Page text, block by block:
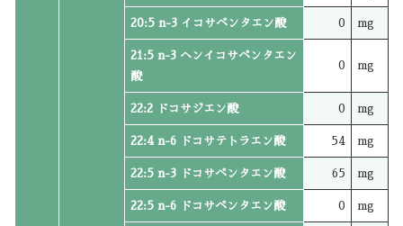
20:5 n-3 イコサペンタエン酸 0 mg
21:5 n-3 ヘンイコサペンタエン
酸
0 mg
22:2 ドコサジエン酸 0 mg
22:4 n-6 ドコサテトラエン酸 54 mg
22:5 n-3 ドコサペンタエン酸 65 mg
22:5 n-6 ドコサペンタエン酸 0 mg